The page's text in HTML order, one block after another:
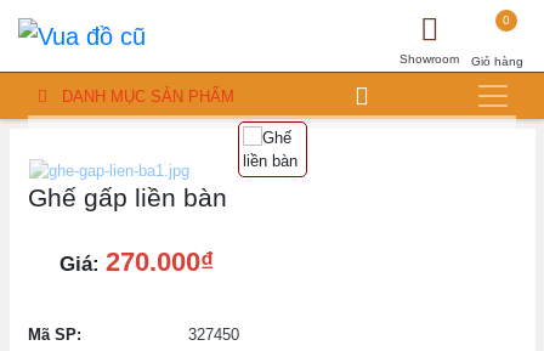
0
Giỏ hàng
Showroom
DANH MỤC SẢN PHẨM
Ghế gấp liền bàn
Giá: 270.000₫
Mã SP: 327450